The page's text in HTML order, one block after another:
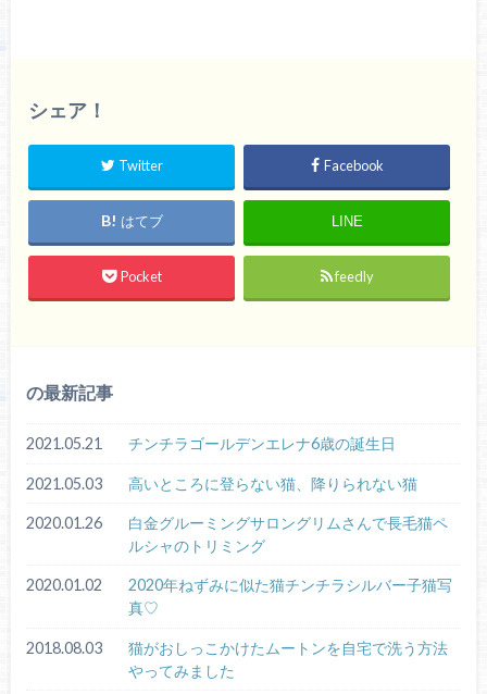
シェア！
Twitter Facebook
はてブ LINE
Pocket feedly
の最新記事
2021.05.21 チンチラゴールデンエレナ6歳の誕生日
2021.05.03 高いところに登らない猫、降りられない猫
2020.01.26
白金グルーミングサロングリムさんで長毛猫ペ
ルシャのトリミング
2020.01.02
2020年ねずみに似た猫チンチラシルバー子猫写
真♡
2018.08.03
猫がおしっこかけたムートンを自宅で洗う方法
やってみました